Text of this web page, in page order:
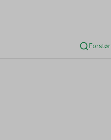
Forstør